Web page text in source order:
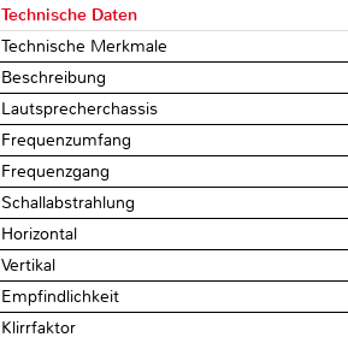
Technische Daten
Technische Merkmale
Beschreibung
Lautsprecherchassis
Frequenzumfang
Frequenzgang
Schallabstrahlung
Horizontal
Vertikal
Empfindlichkeit
Klirrfaktor